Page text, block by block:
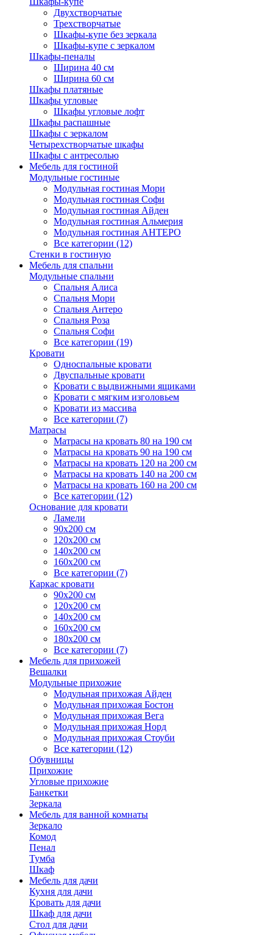
Двухстворчатые
Трехстворчатые
Шкафы-купе без зеркала
Шкафы-купе с зеркалом
Шкафы-пеналы
Ширина 40 см
Ширина 60 см
Шкафы платяные
Шкафы угловые
Шкафы угловые лофт
Шкафы распашные
Шкафы с зеркалом
Четырехстворчатые шкафы
Шкафы с антресолью
Мебель для гостиной
Модульные гостиные
Модульная гостиная Мори
Модульная гостиная Софи
Модульная гостиная Айден
Модульная гостиная Альмерия
Модульная гостиная АНТЕРО
Все категории (12)
Стенки в гостиную
Мебель для спальни
Модульные спальни
Спальня Алиса
Спальня Мори
Спальня Антеро
Спальня Роза
Спальня Софи
Все категории (19)
Кровати
Односпальные кровати
Двуспальные кровати
Кровати с выдвижными ящиками
Кровати с мягким изголовьем
Кровати из массива
Все категории (7)
Матрасы
Матрасы на кровать 80 на 190 см
Матрасы на кровать 90 на 190 см
Матрасы на кровать 120 на 200 см
Матрасы на кровать 140 на 200 см
Матрасы на кровать 160 на 200 см
Все категории (12)
Основание для кровати
Ламели
90х200 см
120х200 см
140х200 см
160х200 см
Все категории (7)
Каркас кровати
90х200 см
120х200 см
140х200 см
160х200 см
180х200 см
Все категории (7)
Мебель для прихожей
Вешалки
Модульные прихожие
Модульная прихожая Айден
Модульная прихожая Бостон
Модульная прихожая Вега
Модульная прихожая Норд
Модульная прихожая Стоуби
Все категории (12)
Обувницы
Прихожие
Угловые прихожие
Банкетки
Зеркала
Мебель для ванной комнаты
Зеркало
Комод
Пенал
Тумба
Шкаф
Мебель для дачи
Кухня для дачи
Кровать для дачи
Шкаф для дачи
Стол для дачи